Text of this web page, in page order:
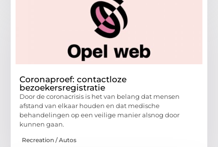
Coronaproef: contactloze
bezoekersregistratie
Door de coronacrisis is het van belang dat mensen
afstand van elkaar houden en dat medische
behandelingen op een veilige manier alsnog door
kunnen gaan.
Recreation / Autos